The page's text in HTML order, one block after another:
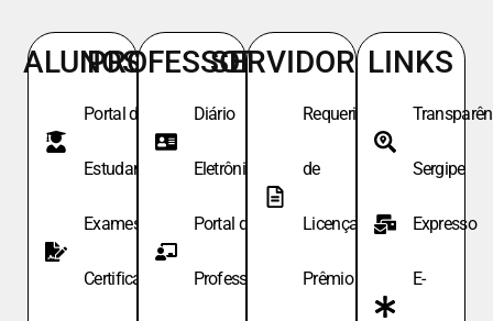
ALUNOS
Portal do
Estudante
Exames de
Certificação
PROFESSORES
Diário
Eletrônico
Portal do
Professor
SERVIDORES
Requeri.
de
Licença
Prêmio
LINKS
Sergipe
Expresso
E-